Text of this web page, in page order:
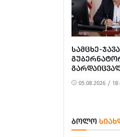
ᲡᲐᲛᲪᲮᲔ-
05.08.2026 /
ᲑᲝᲚᲝ